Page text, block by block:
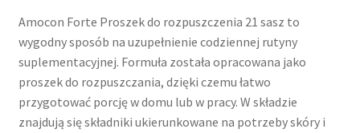
Amocon Forte Proszek do rozpuszczenia 21 sasz to
wygodny sposób na uzupełnienie codziennej rutyny
suplementacyjnej. Formuła została opracowana jako
proszek do rozpuszczania, dzięki czemu łatwo
przygotować porcję w domu lub w pracy. W składzie
znajdują się składniki ukierunkowane na potrzeby skóry i